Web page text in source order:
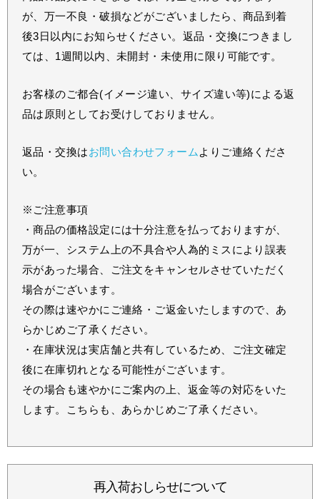
が、万一不良・破損などがございましたら、商品到着
後3日以内にお知らせください。返品・交換につきまし
ては、1週間以内、未開封・未使用に限り可能です。
お客様のご都合(イメージ違い、サイズ違い等)による返
品は原則としてお受けしておりません。
返品・交換はお問い合わせフォーム よりご連絡くださ
い。
※ご注意事項
・商品の価格設定には十分注意を払っておりますが、
万が一、システム上の不具合や人為的ミスにより誤表
示があった場合、ご注文をキャンセルさせていただく
場合がございます。
その際は速やかにご連絡・ご返金いたしますので、あ
らかじめご了承ください。
・在庫状況は実店舗と共有しているため、ご注文確定
後に在庫切れとなる可能性がございます。
その場合も速やかにご案内の上、返金等の対応をいた
します。こちらも、あらかじめご了承ください。
再入荷おしらせについて